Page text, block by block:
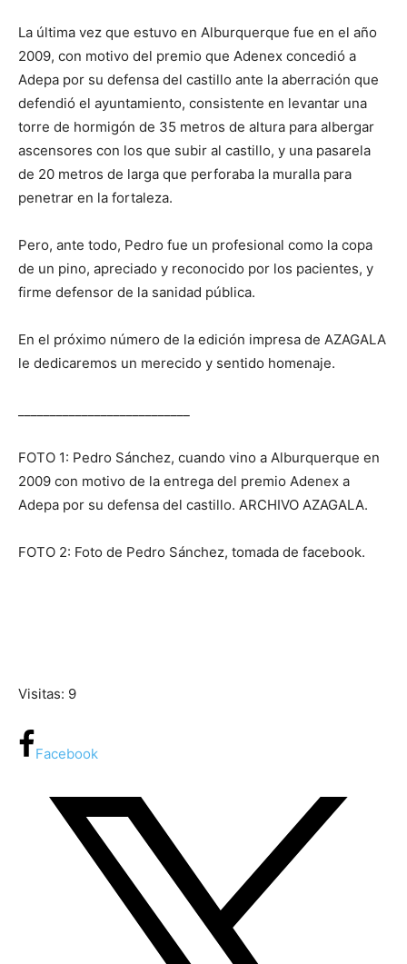
La última vez que estuvo en Alburquerque fue en el año
2009, con motivo del premio que Adenex concedió a
Adepa por su defensa del castillo ante la aberración que
defendió el ayuntamiento, consistente en levantar una
torre de hormigón de 35 metros de altura para albergar
ascensores con los que subir al castillo, y una pasarela
de 20 metros de larga que perforaba la muralla para
penetrar en la fortaleza.
Pero, ante todo, Pedro fue un profesional como la copa
de un pino, apreciado y reconocido por los pacientes, y
firme defensor de la sanidad pública.
En el próximo número de la edición impresa de AZAGALA
le dedicaremos un merecido y sentido homenaje.
FOTO 1: Pedro Sánchez, cuando vino a Alburquerque en
2009 con motivo de la entrega del premio Adenex a
Adepa por su defensa del castillo. ARCHIVO AZAGALA.
FOTO 2: Foto de Pedro Sánchez, tomada de facebook.
Visitas: 9
Facebook